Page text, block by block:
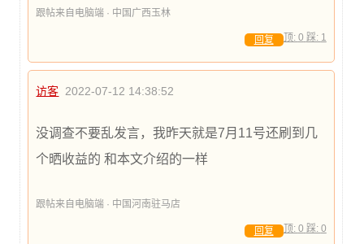
跟帖来自电脑端 · 中国广西玉林
顶: 0 踩: 1
回复
访客 2022-07-12 14:38:52
没调查不要乱发言，我昨天就是7月11号还刷到几
个晒收益的 和本文介绍的一样
跟帖来自电脑端 · 中国河南驻马店
顶: 0 踩: 0
回复